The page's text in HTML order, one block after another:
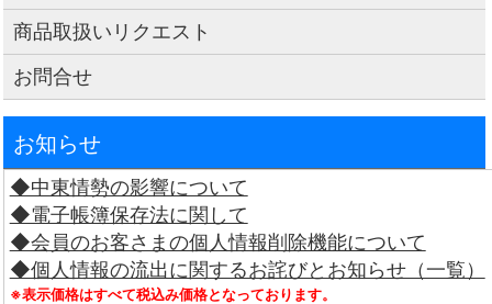
商品取扱いリクエスト
お問合せ
お知らせ
◆中東情勢の影響について
◆電子帳簿保存法に関して
◆会員のお客さまの個人情報削除機能について
◆個人情報の流出に関するお詫びとお知らせ（一覧）
※表示価格はすべて税込み価格となっております。